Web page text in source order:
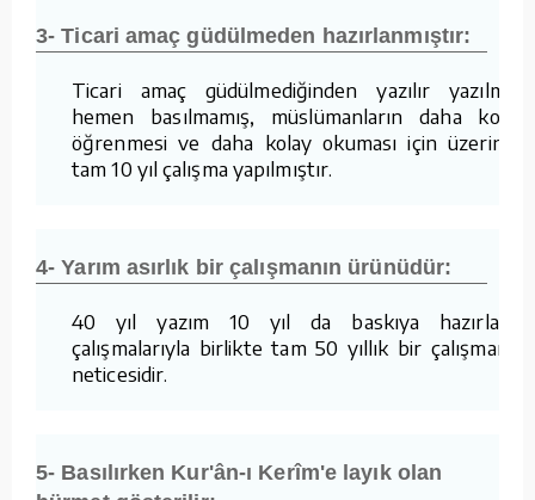
3- Ticari amaç güdülmeden hazırlanmıştır:
Ticari amaç güdülmediğinden yazılır yazılmaz
hemen basılmamış, müslümanların daha kolay
öğrenmesi ve daha kolay okuması için üzerinde
tam 10 yıl çalışma yapılmıştır.
4- Yarım asırlık bir çalışmanın ürünüdür:
40 yıl yazım 10 yıl da baskıya hazırlama
çalışmalarıyla birlikte tam 50 yıllık bir çalışmanın
neticesidir.
5- Basılırken Kur'ân-ı Kerîm'e layık olan